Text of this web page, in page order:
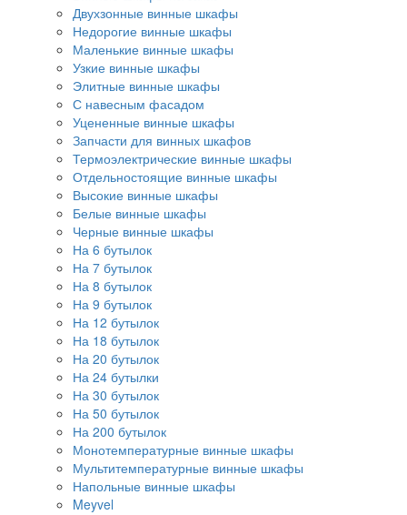
Двухзонные винные шкафы
Недорогие винные шкафы
Маленькие винные шкафы
Узкие винные шкафы
Элитные винные шкафы
С навесным фасадом
Уцененные винные шкафы
Запчасти для винных шкафов
Термоэлектрические винные шкафы
Отдельностоящие винные шкафы
Высокие винные шкафы
Белые винные шкафы
Черные винные шкафы
На 6 бутылок
На 7 бутылок
На 8 бутылок
На 9 бутылок
На 12 бутылок
На 18 бутылок
На 20 бутылок
На 24 бутылки
На 30 бутылок
На 50 бутылок
На 200 бутылок
Монотемпературные винные шкафы
Мультитемпературные винные шкафы
Напольные винные шкафы
Meyvel